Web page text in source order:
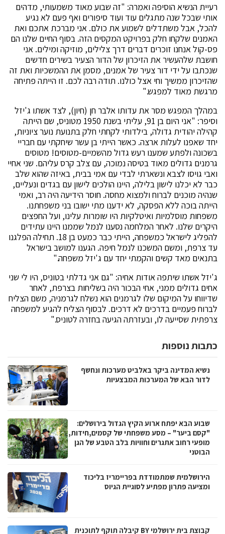
רעיית הנשיא הוסיפה ואמרה: "זה שבוע מאוד משמעותי, מדהים
אותי שבכל שנה מתגלים עוד ועוד סיפורים ואף פעם לא נגיע
להכל, אבל משתדלים לשמוע את כולם. אני מברכת אתכם ואת
האמנים שלקחו חלק בפרויקט המקסים הזה. בסוף החיים שלנו הם
פס-קול אנחנו זוכרים דברים דרך צלילים, מוזיקה ומילים. אני
חושבת שלהעשיר את הזיכרון של הדור הצעיר בשירים חדשים
שנכתבו על ידי דור צעיר של אמנים, מסמן את ההמשכיות ואת זה
שהזיכרון ממשיך וחי אצל כולנו. תודה רבה לכם. זו הייתה פתיחה
מרגשת מאוד למפגש."
במהלך המפגש מסר את עדותו אלבר חן (חיון), לצד אשתו ג'יזל
וסיפר: "אני היום בן 91, עליתי בשנת 1950 מטוניס, שם הייתה
קהילה יהודית גדולה, בילדותי לקחתי חלק בתנועת נוער ציוניות,
יחד שאפנו לעלות ארצה. כאשר הייתי בן עשר שיחקתי עם חבריי
בשכונה ולפתע שמענו רעש גדול מהשמיים-מטוסים! מטוסים
גרמנים גדולים מאוד בטיסה נמוכה, עם צלב קרס עליהם. שני אחיי
ואבי גויסו לצבא ונשארתי לבדי עם אמי בבית, באיזה שהוא שלב
כבר לא יכלנו לישון בלילה, היינו הולכים לישון עם בגדים ונעליים,
שנהיה מוכנים לברוח ולמצוא מחסה. חוסר הידיעה היה רב, ואמי
הייתה בוכה ללא הפסקה, לא ידענו מתי ישובו בני משפחתנו.
משפחות מוסלמיות ואיטלקיות היו שומרות עלינו, ועל החפצים
היקרים שלנו. לאחר המלחמה נסענו לנמל שממנו היינו עתידים
להפליג לישראל כמשפחה, הייתי כבר כמעט בן 18. תחילה הפלגנו
עד צרפת, ומשם המשכנו לנמל חיפה. הגענו למושב בישראל
בתנאים מאד קשים והקמתי יחד עם ג'יזל משפחה."
ג'יזל אשתו שיתפה אודות אחיה: "גם אני גדלתי בטוניס, היו לי שני
אחים גדולים ממני, אחי הבכור היה בשליחות בצרפת, לאחר
שדיווחו על המיקום שלו לגרמנים הוא נשלח לגרמניה, משם הצליח
לברוח פעמיים בדרכים לא דרכים. לבסוף הצליח להגיע למשפחה
צרפתית שסייעה לו, ובעזרתה הגיעה בחזרה לטוניס."
כתבות נוספות
נשיא המדינה ביקר באלביט מערכות ונחשף
לדור הבא של המערכות המבצעיות
שבוע הבא יפתח ארוע הקיץ הגדול בירושלים:
"קסם ביער" – מסע משפחתי של קסמים,חידות,
מופעי רחוב אתגרים וחוויות בלב הטבע של הגן
הבוטני
הירושלמית שמתמודדת בפריימריז בליכוד
ומציעה פתרון מפתיע לסוגיית הגיוס
קבוצת בית ירושלמי BY קיבלה תוקף לתוכנית